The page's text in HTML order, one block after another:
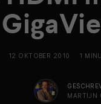
12 OKTOBER 2010 1
MARTIJN